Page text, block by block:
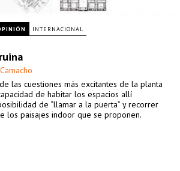
INTERNACIONAL
las cuestiones más excitantes de la planta
de habitar los espacios allí
de “llamar a la puerta” y recorrer
los paisajes indoor que se proponen.